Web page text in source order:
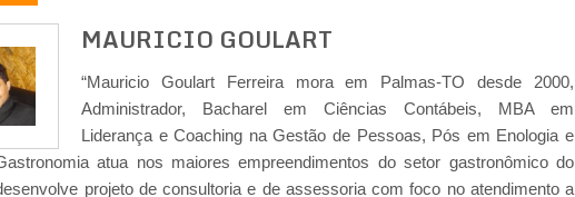
MAURICIO GOULART
“Mauricio Goulart Ferreira mora em Palmas-TO desde 2000,
Administrador, Bacharel em Ciências Contábeis, MBA em
Liderança e Coaching na Gestão de Pessoas, Pós em Enologia e
atua nos maiores empreendimentos do setor gastronômico do
projeto de consultoria e de assessoria com foco no atendimento a